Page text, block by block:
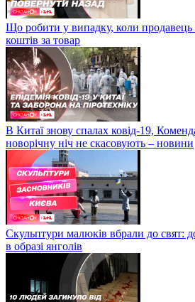
Що робити у випадку, коли продавець
коштів за товар
В Китаї знову спалах ковід-19,
новорічну ніч не скасовують – новини
Скульптури малюків вбрали до свят:
в образі янголів